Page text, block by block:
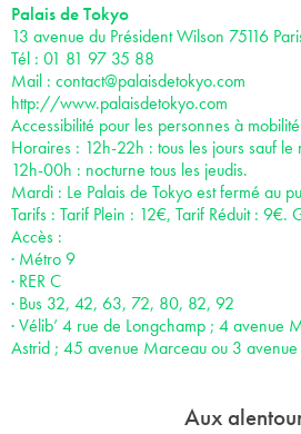
Palais de Tokyo
13 avenue du Président Wilson 75116
Tél : 01 81 97 35 88
Mail : contact@palaisdetokyo.com
http://www.palaisdetokyo.com
Accessibilité pour les personnes à
Horaires : 12h-22h : tous les jours sauf le
12h-00h : nocturne tous les jeudis.
Mardi : Le Palais de Tokyo est fermé au
Tarifs : Tarif Plein : 12€, Tarif Réduit : 9€.
Accès :
· Métro 9
· RER C
· Bus 32, 42, 63, 72, 80, 82, 92
· Vélib’ 4 rue de Longchamp ; 4 avenue
Astrid ; 45 avenue Marceau ou 3 avenue
Aux